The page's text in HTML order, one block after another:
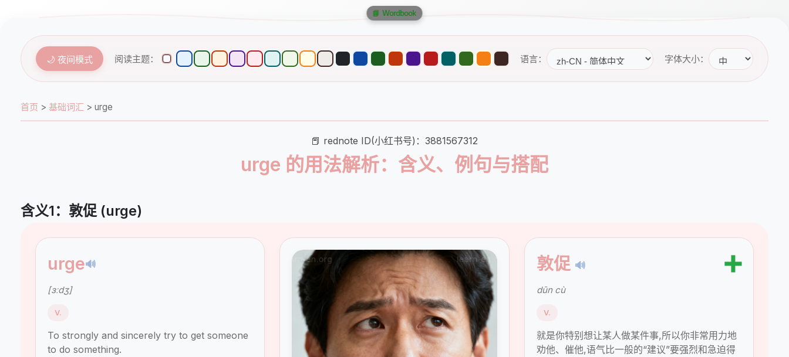
🌙 夜间模式 阅读主题： 语言： 字体大小：
首页 > 基础词汇 > urge
📕 rednote ID(小红书号)：3881567312
urge 的用法解析：含义、例句与搭配
含义1：敦促 (urge)
urge🔊
[ɜːdʒ]
V.
To strongly and sincerely try to get someone
to do something.
敦促 🔊 ➕
dūn cù
V.
就是你特别想让某人做某件事,所以你非常用力地
劝他、催他,语气比一般的“建议”要强烈和急迫得
📘 Wordbook